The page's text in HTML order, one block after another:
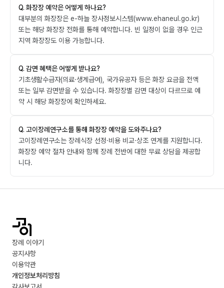
Q.화장장 예약은 어떻게 하나요?
대부분의 화장장은 e-하늘 장사정보시스템(www.ehaneul.go.kr)
또는 해당 화장장 전화를 통해 예약합니다. 빈 일정이 없을 경우 인근
지역 화장장도 이용 가능합니다.
Q. 감면 혜택은 어떻게 받나요?
기초생활수급자(의료·생계급여), 국가유공자 등은 화장 요금을 전액
또는 일부 감면받을 수 있습니다. 화장장별 감면 대상이 다르므로 예
약 시 해당 화장장에 확인하세요.
Q. 고이장례연구소를 통해 화장장 예약을 도와주나요?
고이장례연구소는 장례식장 선정·비용 비교·상조 연계를 지원합니다.
화장장 예약 절차 안내와 함께 장례 전반에 대한 무료 상담을 제공합
니다.
장례 이야기
공지사항
이용약관
개인정보처리방침